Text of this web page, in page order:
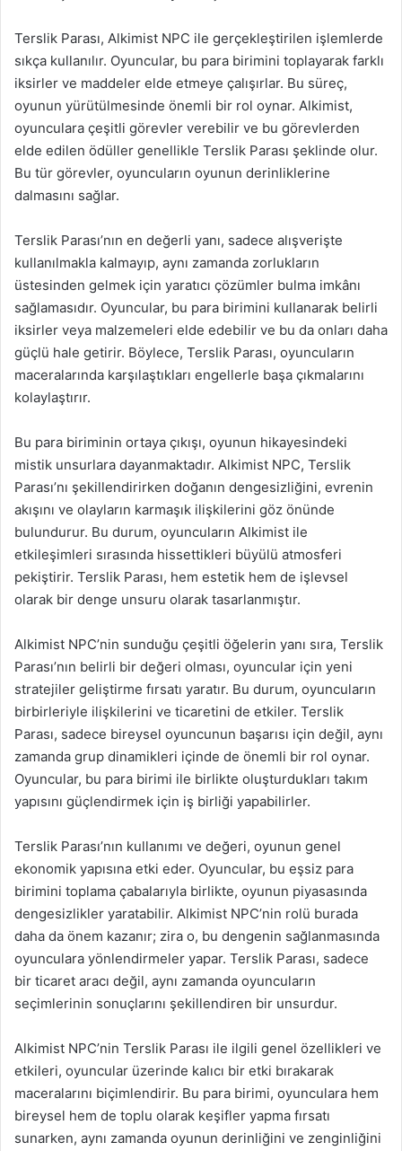
Terslik Parası, Alkimist NPC ile gerçekleştirilen işlemlerde
sıkça kullanılır. Oyuncular, bu para birimini toplayarak farklı
iksirler ve maddeler elde etmeye çalışırlar. Bu süreç,
oyunun yürütülmesinde önemli bir rol oynar. Alkimist,
oyunculara çeşitli görevler verebilir ve bu görevlerden
elde edilen ödüller genellikle Terslik Parası şeklinde olur.
Bu tür görevler, oyuncuların oyunun derinliklerine
dalmasını sağlar.
Terslik Parası’nın en değerli yanı, sadece alışverişte
kullanılmakla kalmayıp, aynı zamanda zorlukların
üstesinden gelmek için yaratıcı çözümler bulma imkânı
sağlamasıdır. Oyuncular, bu para birimini kullanarak belirli
iksirler veya malzemeleri elde edebilir ve bu da onları daha
güçlü hale getirir. Böylece, Terslik Parası, oyuncuların
maceralarında karşılaştıkları engellerle başa çıkmalarını
kolaylaştırır.
Bu para biriminin ortaya çıkışı, oyunun hikayesindeki
mistik unsurlara dayanmaktadır. Alkimist NPC, Terslik
Parası’nı şekillendirirken doğanın dengesizliğini, evrenin
akışını ve olayların karmaşık ilişkilerini göz önünde
bulundurur. Bu durum, oyuncuların Alkimist ile
etkileşimleri sırasında hissettikleri büyülü atmosferi
pekiştirir. Terslik Parası, hem estetik hem de işlevsel
olarak bir denge unsuru olarak tasarlanmıştır.
Alkimist NPC’nin sunduğu çeşitli öğelerin yanı sıra, Terslik
Parası’nın belirli bir değeri olması, oyuncular için yeni
stratejiler geliştirme fırsatı yaratır. Bu durum, oyuncuların
birbirleriyle ilişkilerini ve ticaretini de etkiler. Terslik
Parası, sadece bireysel oyuncunun başarısı için değil, aynı
zamanda grup dinamikleri içinde de önemli bir rol oynar.
Oyuncular, bu para birimi ile birlikte oluşturdukları takım
yapısını güçlendirmek için iş birliği yapabilirler.
Terslik Parası’nın kullanımı ve değeri, oyunun genel
ekonomik yapısına etki eder. Oyuncular, bu eşsiz para
birimini toplama çabalarıyla birlikte, oyunun piyasasında
dengesizlikler yaratabilir. Alkimist NPC’nin rolü burada
daha da önem kazanır; zira o, bu dengenin sağlanmasında
oyunculara yönlendirmeler yapar. Terslik Parası, sadece
bir ticaret aracı değil, aynı zamanda oyuncuların
seçimlerinin sonuçlarını şekillendiren bir unsurdur.
Alkimist NPC’nin Terslik Parası ile ilgili genel özellikleri ve
etkileri, oyuncular üzerinde kalıcı bir etki bırakarak
maceralarını biçimlendirir. Bu para birimi, oyunculara hem
bireysel hem de toplu olarak keşifler yapma fırsatı
sunarken, aynı zamanda oyunun derinliğini ve zenginliğini